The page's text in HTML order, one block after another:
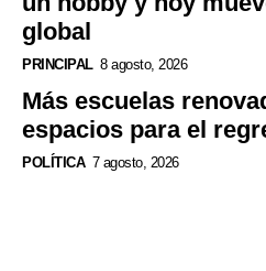
global
PRINCIPAL 8 agosto, 2026
Más escuelas
espacios para el
POLÍTICA 7 agosto, 2026